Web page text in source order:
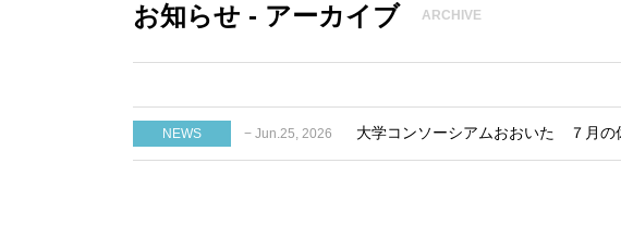
お知らせ - アーカイブ ARCHIVE
NEWS − Jun.25, 2026 大学コンソーシアムおおいた ７月の